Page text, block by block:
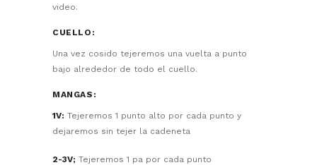
video.
CUELLO:
Una vez cosido tejeremos una vuelta a punto
bajo alrededor de todo el cuello.
MANGAS:
1V: Tejeremos 1 punto alto por cada punto y
dejaremos sin tejer la cadeneta
2-3V; Tejeremos 1 pa por cada punto